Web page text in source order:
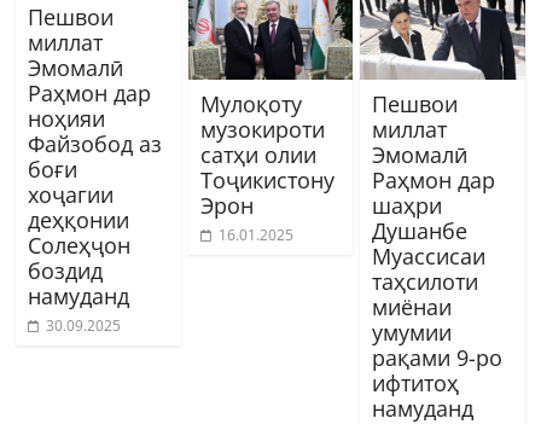
Пешвои
миллат
Эмомалӣ
Раҳмон дар
ноҳияи
Файзобод аз
боғи
хоҷагии
деҳқонии
Солеҳҷон
боздид
намуданд
30.09.2025
Мулоқоту
музокироти
сатҳи олии
Тоҷикистону
Эрон
16.01.2025
Пешвои
миллат
Эмомалӣ
Раҳмон дар
шаҳри
Душанбе
Муассисаи
таҳсилоти
миёнаи
умумии
рақами 9-ро
ифтитоҳ
намуданд